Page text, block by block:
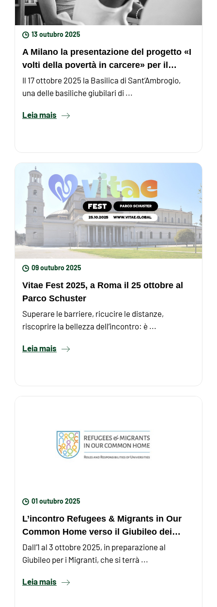
13 outubro 2025
A Milano la presentazione del progetto «I
volti della povertà in carcere» per il
Giubileo
Il 17 ottobre 2025 la Basilica di Sant’Ambrogio,
una delle basiliche giubilari di ...
Leia mais
09 outubro 2025
Vitae Fest 2025, a Roma il 25 ottobre al
Parco Schuster
Superare le barriere, ricucire le distanze,
riscoprire la bellezza dell’incontro: è ...
Leia mais
01 outubro 2025
L’incontro Refugees & Migrants in Our
Common Home verso il Giubileo dei
migranti
Dall’1 al 3 ottobre 2025, in preparazione al
Giubileo per i Migranti, che si terrà ...
Leia mais